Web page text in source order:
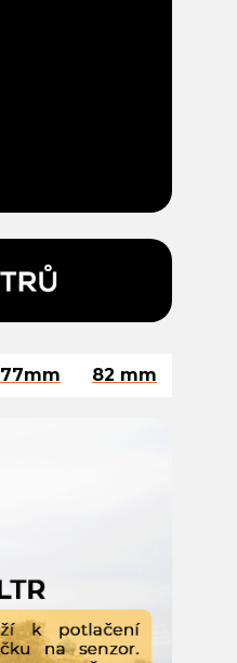
77mm 82 mm